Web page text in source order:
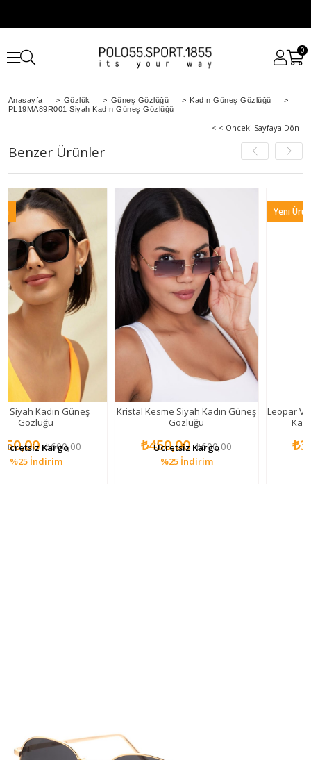
0
Anasayfa > Gözlük > Güneş Gözlüğü > Kadın Güneş Gözlüğü
>
PL19MA89R001 Siyah Kadın Güneş Gözlüğü
< < Önceki Sayfaya Dön
Benzer Ürünler
Güneş
₺600,00
Kristal Kesme Siyah Kadın Güneş
₺450,00 ₺600,00
İndirim
Ücretsiz Kargo
Leopar Vintage
Kadın Güneş
₺350,00
Ücretsiz